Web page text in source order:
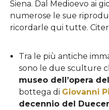
Siena. Dal Medioevo ai
numerose le sue
ricordarle qui tutte.
Tra le più antiche
sono le due sculture
museo dell’opera
bottega di Giovanni
decennio del